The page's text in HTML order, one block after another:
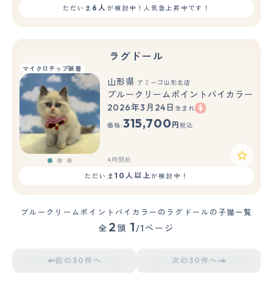
ただいま 6人 が検討中！人気急上昇中です！
ラグドール
マイクロチップ装着
もっと見る
山形県 アミーゴ山形北店
ブルークリームポイントバイカラー
2026年3月24日 生まれ
価格:315,700 円 税込
4時間前
ただいま 10人以上が検討中！
ブルークリームポイントバイカラーのラグドールの子猫一覧
全 2 頭 1/1ページ
前の30件へ 次の30件へ